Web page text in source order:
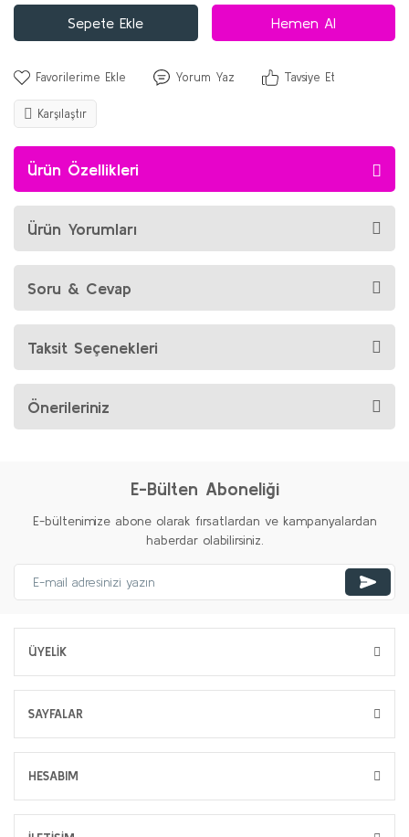
Sepete Ekle Hemen Al
Yorum Yaz Tavsiye Et
Karşılaştır
Ürün Özellikleri
Ürün Yorumları
Soru & Cevap
Taksit Seçenekleri
Önerileriniz
E-Bülten Aboneliği
E-bültenimize abone olarak fırsatlardan ve kampanyalardan
haberdar olabilirsiniz.
ÜYELİK
SAYFALAR
HESABIM